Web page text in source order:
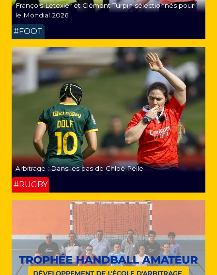
François Letexier et Clément Turpin sélectionnés pour
le Mondial 2026 !
#FOOT
Arbitrage : Dans les pas de Chloé Pelle
#RUGBY